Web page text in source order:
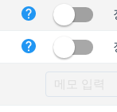
2no.co